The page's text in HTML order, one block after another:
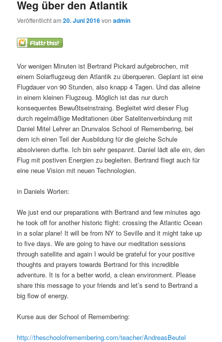
Weg über den Atlantik
Veröffentlicht am20. Juni 2016vonadmin
Vor wenigen Minuten ist Bertrand Pickard aufgebrochen, mit
einem Solarflugzeug den Atlantik zu überqueren. Geplant ist eine
Flugdauer von 90 Stunden, also knapp 4 Tagen. Und das alleine
in einem kleinen Flugzeug. Möglich ist das nur durch
konsequentes Bewußtseinstraing. Begleitet wird dieser Flug
durch regelmäßige Meditationen über Satelitenverbindung mit
Daniel Mitel Lehrer an Drunvalos School of Remembering, bei
dem ich einen Teil der Ausbildung für die gleiche Schule
absolvieren durfte. Ich bin sehr gespannt. Daniel lädt alle ein, den
Flug mit postiven Energien zu begleiten. Bertrand fliegt auch für
eine neue Vision mit neuen Technologien.
in Daniels Worten:
We just end our preparations with Bertrand and few minutes ago
he took off for another historic flight: crossing the Atlantic Ocean
in a solar plane! It will be from NY to Seville and it might take up
to five days. We are going to have our meditation sessions
through satellite and again I would be grateful for your positive
thoughts and prayers towards Bertrand for this incredible
adventure. It is for a better world, a clean environment. Please
share this message to your friends and let’s send to Bertrand a
big flow of energy.
Kurse aus der School of Remembering:
http://theschoolofremembering.com/teacher/AndreasBeutel